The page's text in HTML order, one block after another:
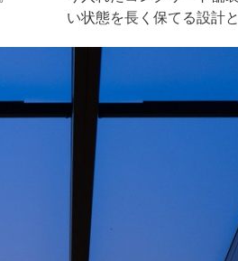
い状態を長く保てる設計